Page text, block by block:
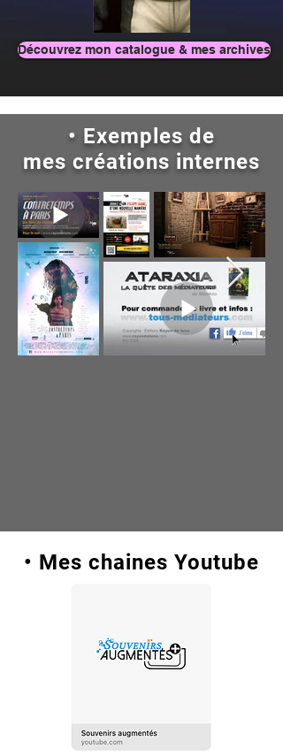
Découvrez mon catalogue & mes archives
• Exemples de
mes créations internes
• Mes chaines Youtube